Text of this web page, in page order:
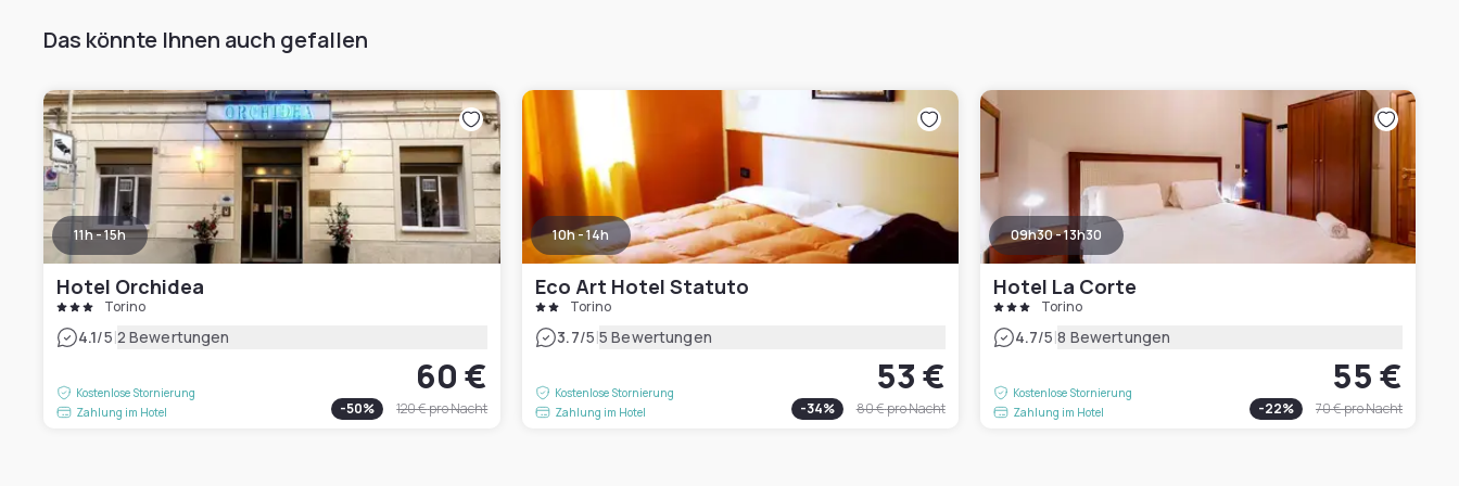
Das könnte Ihnen auch gefallen
11h - 15h
Hotel Orchidea
Torino
4.1/5|2 Bewertungen
Kostenlose Stornierung
Zahlung im Hotel
60 €
-50% 120 €pro Nacht
10h - 14h
Eco Art Hotel Statuto
Torino
3.7/5|5 Bewertungen
Kostenlose Stornierung
Zahlung im Hotel
53 €
-34% 80 €pro Nacht
09h30 - 13h30
Hotel La Corte
Torino
4.7/5|8 Bewertungen
Kostenlose Stornierung
Zahlung im Hotel
55 €
-22% 70 €pro Nacht